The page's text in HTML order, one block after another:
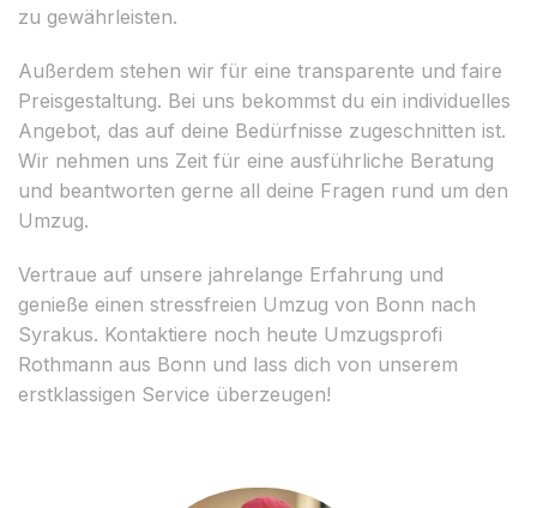
zu gewährleisten.
Außerdem stehen wir für eine transparente und faire
Preisgestaltung. Bei uns bekommst du ein individuelles
Angebot, das auf deine Bedürfnisse zugeschnitten ist.
Wir nehmen uns Zeit für eine ausführliche Beratung
und beantworten gerne all deine Fragen rund um den
Umzug.
Vertraue auf unsere jahrelange Erfahrung und
genieße einen stressfreien Umzug von Bonn nach
Syrakus. Kontaktiere noch heute Umzugsprofi
Rothmann aus Bonn und lass dich von unserem
erstklassigen Service überzeugen!